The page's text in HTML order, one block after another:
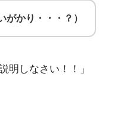
がかり・・・？）
明しなさい！！」